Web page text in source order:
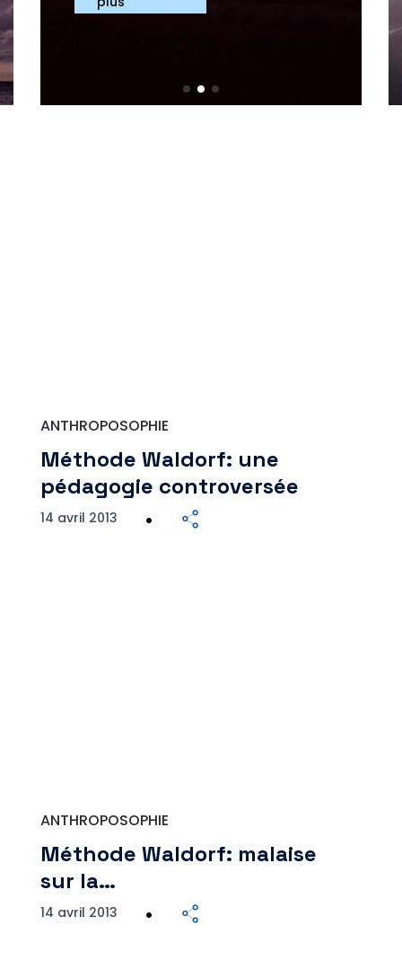
ANTHROPOSOPHIE
Méthode Waldorf: une
pédagogie controversée
14 avril 2013
ANTHROPOSOPHIE
Méthode Waldorf: malaise
sur la…
14 avril 2013